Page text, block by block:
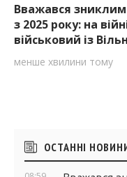
Вважався зниклим
з 2025 року: на
військовий із
менше хвилини тому
Бічні
віджети
ОСТАННІ